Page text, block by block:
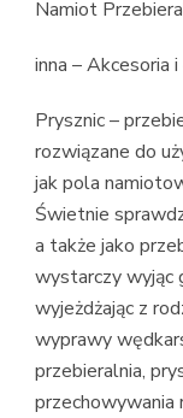
Namiot
inna – Akcesoria
Prysznic –
rozwiązane do
jak pola
Świetnie
a także jako
wystarczy wyjąc
wyjeżdżając z
wyprawy
przebieralnia,
przechowywania